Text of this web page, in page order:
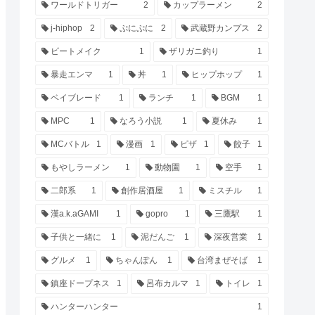
ワールドトリガー 2 カップラーメン 2
j-hiphop 2 ぷにぷに 2 武蔵野カンプス 2
ビートメイク 1 ザリガニ釣り 1
暴走エンマ 1 丼 1 ヒップホップ 1
ベイブレード 1 ランチ 1 BGM 1
MPC 1 なろう小説 1 夏休み 1
MCバトル 1 漫画 1 ピザ 1 餃子 1
もやしラーメン 1 動物園 1 空手 1
二郎系 1 創作居酒屋 1 ミスチル 1
漢a.k.aGAMI 1 gopro 1 三鷹駅 1
子供と一緒に 1 泥だんご 1 深夜営業 1
グルメ 1 ちゃんぽん 1 台湾まぜそば 1
鎮座ドープネス 1 呂布カルマ 1 トイレ 1
ハンターハンター 1